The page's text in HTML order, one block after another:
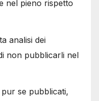
nel pieno rispetto
analisi dei
non pubblicarli nel
se pubblicati,